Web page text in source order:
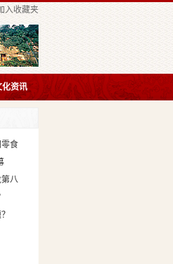
入收藏夹
化资讯
食
八